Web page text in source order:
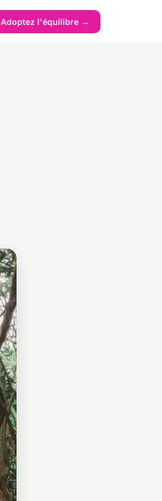
Adoptez l'équilibre →